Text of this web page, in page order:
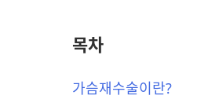
목차
가슴재수술이란?